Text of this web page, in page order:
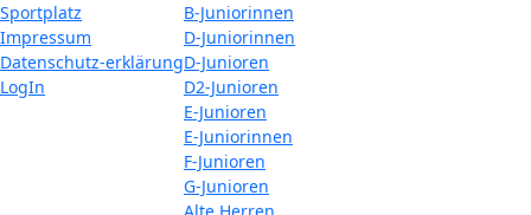
Sportplatz
Impressum
Datenschutz-erklärung
LogIn
B-Juniorinnen
D-Juniorinnen
D-Junioren
D2-Junioren
E-Junioren
E-Juniorinnen
F-Junioren
G-Junioren